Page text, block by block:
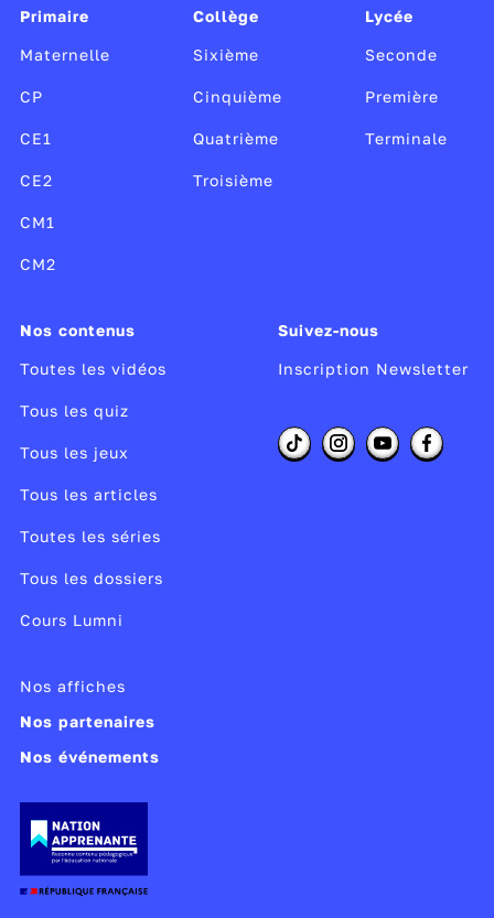
Canopé, le CLEMI, ainsi que par le ministère de la
Primaire
Maternelle
CP
CE1
CE2
CM1
CM2
Collège
Sixième
Cinquième
Quatrième
Troisième
Lycée
Seconde
Première
Terminale
Nos contenus
Toutes les vidéos
Tous les quiz
Tous les jeux
Tous les articles
Toutes les séries
Tous les dossiers
Cours Lumni
Suivez-nous
Inscription Newsletter
Nos affiches
Nos partenaires
Nos événements